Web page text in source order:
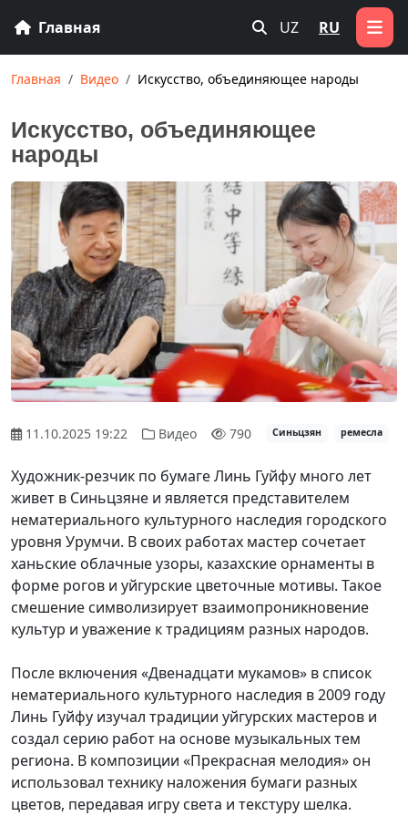
Главная UZ RU
Главная Видео Искусство, объединяющее народы
Искусство, объединяющее
народы
11.10.2025 19:22 Видео 790 Синьцзян ремесла
Художник-резчик по бумаге Линь Гуйфу много лет
живет в Синьцзяне и является представителем
нематериального культурного наследия городского
уровня Урумчи. В своих работах мастер сочетает
ханьские облачные узоры, казахские орнаменты в
форме рогов и уйгурские цветочные мотивы. Такое
смешение символизирует взаимопроникновение
культур и уважение к традициям разных народов.
После включения «Двенадцати мукамов» в список
нематериального культурного наследия в 2009 году
Линь Гуйфу изучал традиции уйгурских мастеров и
создал серию работ на основе музыкальных тем
региона. В композиции «Прекрасная мелодия» он
использовал технику наложения бумаги разных
цветов, передавая игру света и текстуру шелка.